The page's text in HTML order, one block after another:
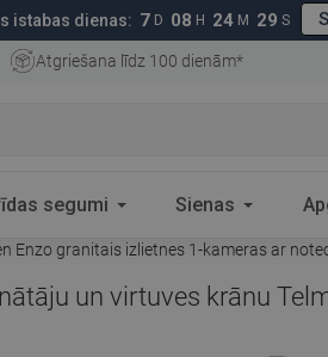
istabas dienas: 7 D 08 H 24 M 29 S
Atgriešana līdz 100 dienām*
segumi Sienas
Enzo granitais izlietnes 1-kameras ar
un virtuves krānu